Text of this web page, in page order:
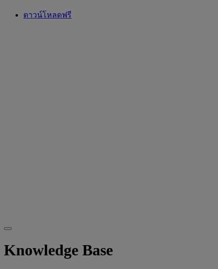
ดาวน์โหลดฟรี
Knowledge Base